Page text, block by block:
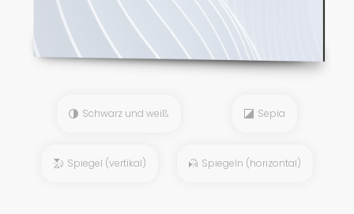
Schwarz und weiß Sepia
Spiegel (vertikal) Spiegeln (horizontal)